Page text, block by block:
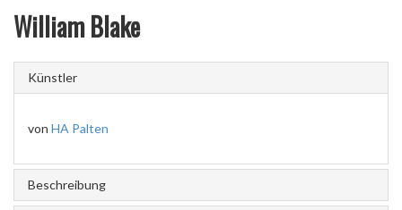
William Blake
Künstler
von HA Palten
Beschreibung